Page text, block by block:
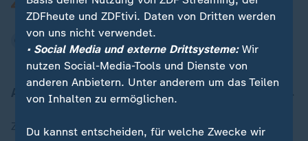
Aktuell bei ZDFheute
Zuletzt veröffentlicht
ZDFheute und ZDFtivi. Daten von Dritten werden
von uns nicht verwendet.
• Social Media und externe Drittsysteme:Wir
nutzen Social-Media-Tools und Dienste von
anderen Anbietern. Unter anderem um das Teilen
von Inhalten zu ermöglichen.
Du kannst entscheiden, für welche Zwecke wir